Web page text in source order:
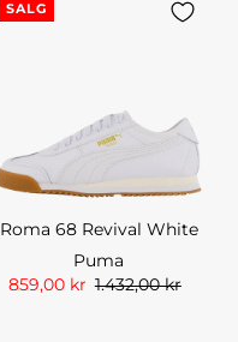
SALG
Roma 68 Revival White
Puma
859,00 kr 1.432,00 kr